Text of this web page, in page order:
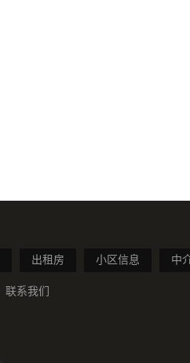
出租房 小区信息 中
联系我们